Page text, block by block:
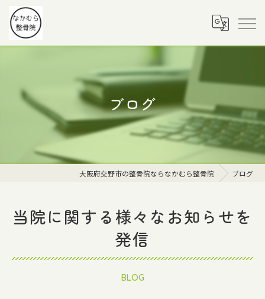
ブログ
大阪府交野市の整骨院ならなかむら整骨院 ブログ
当院に関する様々なお知らせを
発信
BLOG